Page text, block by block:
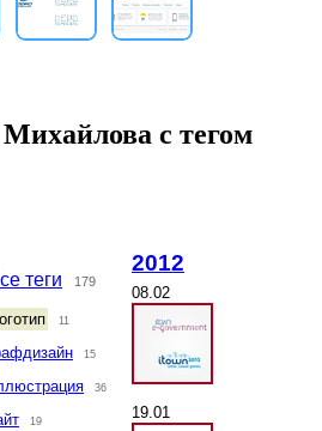
с тегом
теги 179
11
15
36
19
2012
08.02
19.01